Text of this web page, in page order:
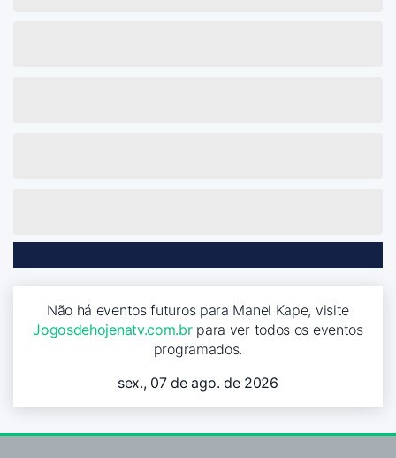
Não há eventos futuros para Manel Kape, visite
Jogosdehojenatv.com.brpara ver todos os eventos
programados.
sex., 07 de ago. de 2026